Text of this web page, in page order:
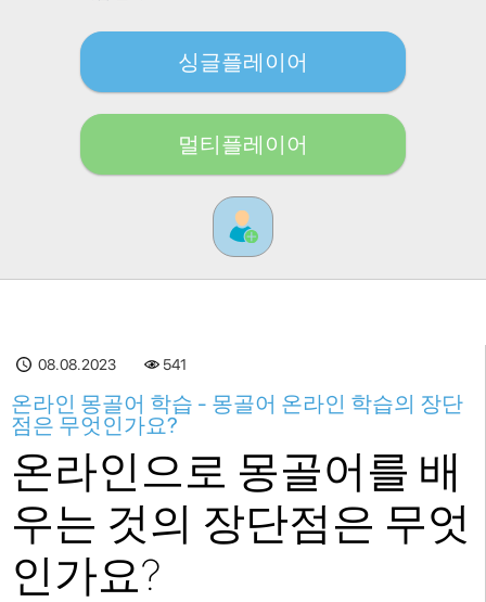
싱글플레이어
멀티플레이어
08.08.2023 541
온라인 몽골어 학습 - 몽골어 온라인 학습의 장단
점은 무엇인가요?
온라인으로 몽골어를 배
우는 것의 장단점은 무엇
인가요?